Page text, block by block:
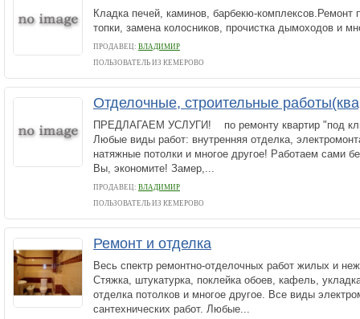
Кладка печей, каминов, барбекю-комплексов.Ремонт
топки, замена колосников, прочистка дымоходов и
ПРОДАВЕЦ: ВЛАДИМИР
ПОЛЬЗОВАТЕЛЬ ИЗ КЕМЕРОВО
Отделочные, строительные
ПРЕДЛАГАЕМ УСЛУГИ! по ремонту квартир "под
Любые виды работ: внутренняя отделка,
натяжные потолки и многое другое! Работаем сами
Вы, экономите! Замер,...
ПРОДАВЕЦ: ВЛАДИМИР
ПОЛЬЗОВАТЕЛЬ ИЗ КЕМЕРОВО
Ремонт и отделка
Весь спектр ремонтно-отделочных работ жилых и
Стяжка, штукатурка, поклейка обоев, кафель,
отделка потолков и многое другое. Все виды
сантехнических работ. Любые...